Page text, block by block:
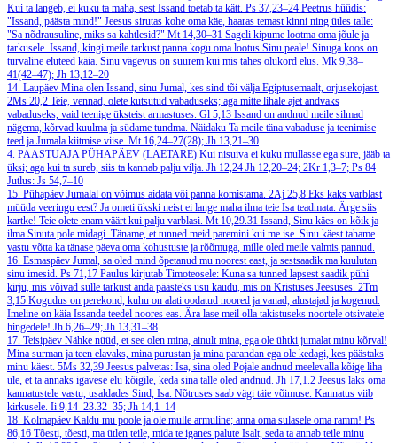
Kui ta langeb, ei kuku ta maha, sest Issand toetab ta kätt. Ps 37,23–24 Peetrus hüüdis:
"Issand, päästa mind!" Jeesus sirutas kohe oma käe, haaras temast kinni ning ütles talle:
"Sa nõdrausuline, miks sa kahtlesid?" Mt 14,30–31 Sageli kipume lootma oma jõule ja
tarkusele. Issand, kingi meile tarkust panna kogu oma lootus Sinu peale! Sinuga koos on
turvaline eluteed käia. Sinu vägevus on suurem kui mis tahes olukord elus. Mk 9,38–
41(42–47); Jh 13,12–20
14. Laupäev Mina olen Issand, sinu Jumal, kes sind tõi välja Egiptusemaalt, orjusekojast.
2Ms 20,2 Teie, vennad, olete kutsutud vabaduseks; aga mitte lihale ajet andvaks
vabaduseks, vaid teenige üksteist armastuses. Gl 5,13 Issand on andnud meile silmad
nägema, kõrvad kuulma ja südame tundma. Näidaku Ta meile täna vabaduse ja teenimise
teed ja Jumala kiitmise viise. Mt 16,24–27(28); Jh 13,21–30
4. PAASTUAJA PÜHAPÄEV (LAETARE) Kui nisuiva ei kuku mullasse ega sure, jääb ta
üksi; aga kui ta sureb, siis ta kannab palju vilja. Jh 12,24 Jh 12,20–24; 2Kr 1,3–7; Ps 84
Jutlus: Js 54,7–10
15. Pühapäev Jumalal on võimus aidata või panna komistama. 2Aj 25,8 Eks kaks varblast
müüda veeringu eest? Ja ometi ükski neist ei lange maha ilma teie Isa teadmata. Ärge siis
kartke! Teie olete enam väärt kui palju varblasi. Mt 10,29.31 Issand, Sinu käes on kõik ja
ilma Sinuta pole midagi. Täname, et tunned meid paremini kui me ise. Sinu käest tahame
vastu võtta ka tänase päeva oma kohustuste ja rõõmuga, mille oled meile valmis pannud.
16. Esmaspäev Jumal, sa oled mind õpetanud mu noorest east, ja sestsaadik ma kuulutan
sinu imesid. Ps 71,17 Paulus kirjutab Timoteosele: Kuna sa tunned lapsest saadik pühi
kirju, mis võivad sulle tarkust anda päästeks usu kaudu, mis on Kristuses Jeesuses. 2Tm
3,15 Kogudus on perekond, kuhu on alati oodatud noored ja vanad, alustajad ja kogenud.
Imeline on käia Issanda teedel noores eas. Ära lase meil olla takistuseks noortele otsivatele
hingedele! Jh 6,26–29; Jh 13,31–38
17. Teisipäev Nähke nüüd, et see olen mina, ainult mina, ega ole ühtki jumalat minu kõrval!
Mina surman ja teen elavaks, mina purustan ja mina parandan ega ole kedagi, kes päästaks
minu käest. 5Ms 32,39 Jeesus palvetas: Isa, sina oled Pojale andnud meelevalla kõige liha
üle, et ta annaks igavese elu kõigile, keda sina talle oled andnud. Jh 17,1.2 Jeesus läks oma
kannatustele vastu, usaldades Sind, Isa. Nõtruses saab vägi täie võimuse. Kannatus viib
kirkusele. Ii 9,14–23.32–35; Jh 14,1–14
18. Kolmapäev Kaldu mu poole ja ole mulle armuline; anna oma sulasele oma ramm! Ps
86,16 Tõesti, tõesti, ma ütlen teile, mida te iganes palute Isalt, seda ta annab teile minu